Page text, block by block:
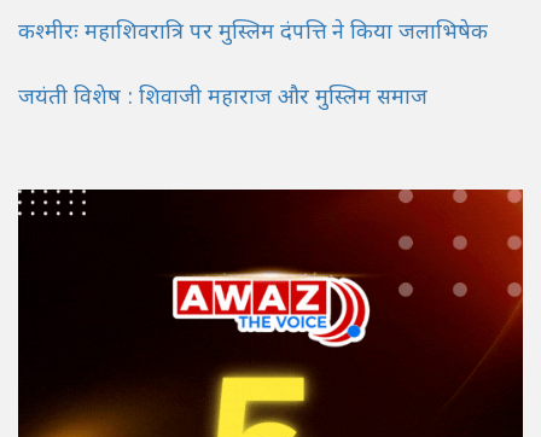
कश्मीरः महाशिवरात्रि पर मुस्लिम दंपत्ति ने किया जलाभिषेक
जयंती विशेष : शिवाजी महाराज और मुस्लिम समाज